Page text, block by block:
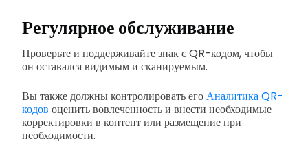
Регулярное обслуживание
Проверьте и поддерживайте знак с QR-кодом, чтобы
он оставался видимым и сканируемым.
Вы также должны контролировать егоАналитика QR-
кодов оценить вовлеченность и внести необходимые
корректировки в контент или размещение при
необходимости.